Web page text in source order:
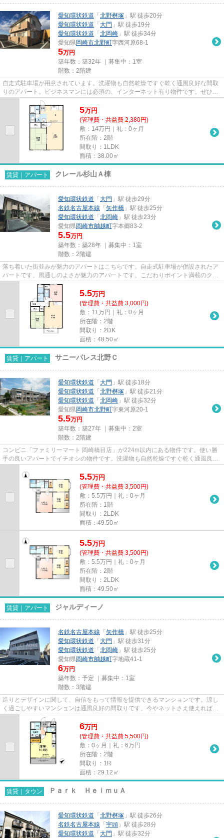
愛知環状鉄道 「 北野桝塚 」駅 徒歩20分
愛知環状鉄道 「 大門 」駅 徒歩19分
愛知環状鉄道 「 北岡崎 」駅 徒歩34分
愛知県岡崎市北野町字西河原68-1
5万円
築年数：築32年 ｜募集中： 1室
階数：2階建
自走式駐車場が用意されています。洗濯物も自然乾燥ですぐ乾く通風良好な間取
りのアパート。ビジネスマンには必須の、インターネット有り物件です。ぜひ一
度見ていただきたい、「グラ...
5万円
(管理費・共益費 2,380円)
敷：14万円｜礼：0ヶ月
所在階：2階
間取り：1LDK
面積：38.00㎡
賃貸｜アパート クレール杉山Ａ棟
愛知環状鉄道 「 大門 」駅 徒歩29分
名鉄名古屋本線 「 矢作橋 」駅 徒歩25分
愛知環状鉄道 「 北岡崎 」駅 徒歩23分
愛知県岡崎市舳越町字本郷83-2
5.5万円
築年数：築28年 ｜募集中： 1室
階数：2階建
落ち着いた街並みが魅力のアパートはこちらです。自走式駐車場が併設されたア
パートです。風通しのよさが魅力のアパートです。こだわりポイント満載のクレ
ール杉山A棟。どういった設備...
5.5万円
(管理費・共益費 3,000円)
敷：11万円｜礼：0ヶ月
所在階：2階
間取り：2DK
面積：48.50㎡
賃貸｜アパート サニーパレス北野Ｃ
愛知環状鉄道 「 大門 」駅 徒歩18分
愛知環状鉄道 「 北野桝塚 」駅 徒歩21分
愛知環状鉄道 「 北岡崎 」駅 徒歩32分
愛知県岡崎市北野町字東河原20-1
5.5万円
築年数：築27年 ｜募集中： 2室
階数：2階建
コンビニ「ファミリーマート 岡崎橋目店」が224m以内にある物件です。使い勝
手の良いアパートでイチオシの物件です。洗濯物も自然乾燥ですぐ乾く通風良好
5.5万円
(管理費・共益費 3,500円)
敷：5.5万円｜礼：0ヶ月
所在階：1階
間取り：2LDK
面積：49.50㎡
5.5万円
(管理費・共益費 3,500円)
敷：5.5万円｜礼：0ヶ月
所在階：2階
間取り：2LDK
面積：49.50㎡
賃貸｜アパート ジャルディーノ
名鉄名古屋本線 「 矢作橋 」駅 徒歩25分
愛知環状鉄道 「 大門 」駅 徒歩31分
愛知環状鉄道 「 北岡崎 」駅 徒歩25分
愛知県岡崎市舳越町字地蔵41-1
6万円
築年数：予定 ｜募集中： 1室
階数：3階建
造りとデザインに関して、自信をもって情報を提供できるマンションです。涼し
く過ごしやすいマンションは通風良好の間取りです。今やネットさえ使えれば買
い物も可能です。インターネ...
6万円
(管理費・共益費 5,500円)
敷：0ヶ月｜礼：6万円
所在階：2階
間取り：1R
面積：29.12㎡
賃貸｜タウン Ｐａｒｋ ＨｅｉｍｕＡ
愛知環状鉄道 「 北野桝塚 」駅 徒歩26分
名鉄名古屋本線 「 宇頭 」駅 徒歩28分
愛知環状鉄道 「 大門 」駅 徒歩32分